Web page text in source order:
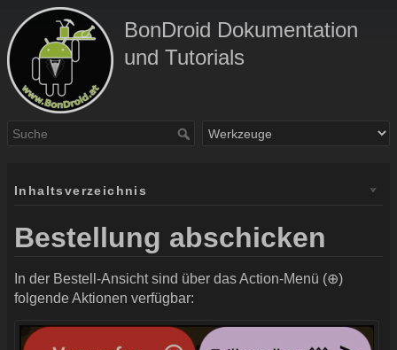
BonDroid Dokumentation
und Tutorials
Inhaltsverzeichnis
Bestellung abschicken
In der Bestell-Ansicht sind über das Action-Menü (⊕)
folgende Aktionen verfügbar: